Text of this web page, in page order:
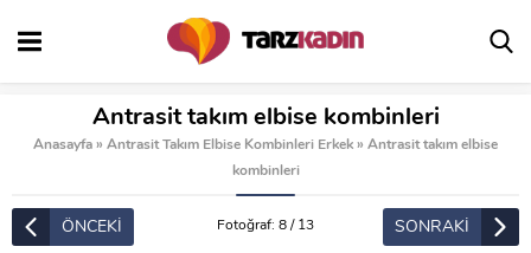
Antrasit takım elbise kombinleri
Anasayfa » Antrasit Takım Elbise Kombinleri Erkek » Antrasit takım elbise
kombinleri
ÖNCEKİ Fotoğraf: 8 / 13 SONRAKİ